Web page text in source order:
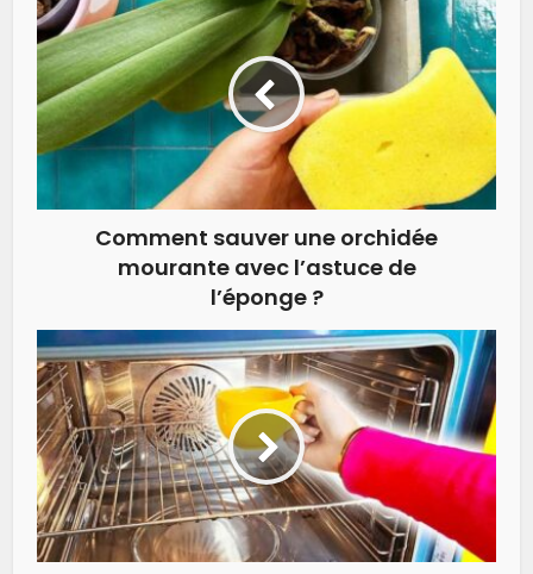
Comment sauver une orchidée
mourante avec l’astuce de
l’éponge ?